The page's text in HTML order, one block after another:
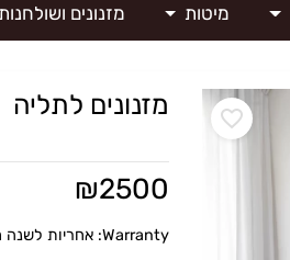
מיטות מזנונים ושולחנות
מזנונים לתליה
₪2500
Warranty: אחריות לשנה מיום קבלת המוצר